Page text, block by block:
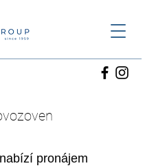
pronájem